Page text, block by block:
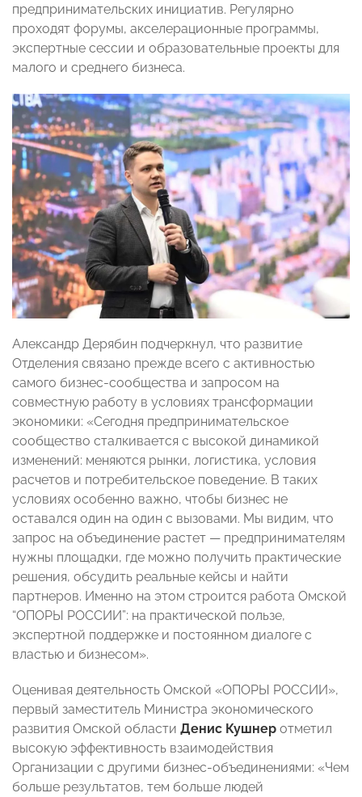
предпринимательских инициатив. Регулярно
проходят форумы, акселерационные программы,
экспертные сессии и образовательные проекты для
малого и среднего бизнеса.
Александр Дерябин подчеркнул, что развитие
Отделения связано прежде всего с активностью
самого бизнес-сообщества и запросом на
совместную работу в условиях трансформации
экономики: «Сегодня предпринимательское
сообщество сталкивается с высокой динамикой
изменений: меняются рынки, логистика, условия
расчетов и потребительское поведение. В таких
условиях особенно важно, чтобы бизнес не
оставался один на один с вызовами. Мы видим, что
запрос на объединение растет — предпринимателям
нужны площадки, где можно получить практические
решения, обсудить реальные кейсы и найти
партнеров. Именно на этом строится работа Омской
“ОПОРЫ РОССИИ”: на практической пользе,
экспертной поддержке и постоянном диалоге с
властью и бизнесом».
Оценивая деятельность Омской «ОПОРЫ РОССИИ»,
первый заместитель Министра экономического
развития Омской области Денис Кушнер отметил
высокую эффективность взаимодействия
Организации с другими бизнес-объединениями: «Чем
больше результатов, тем больше людей